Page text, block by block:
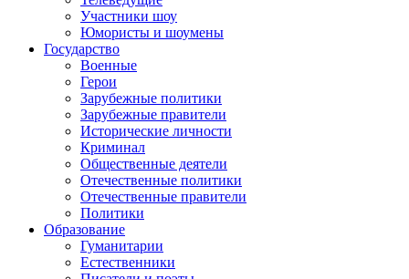
Участники шоу
Юмористы и шоумены
Государство
Военные
Герои
Зарубежные политики
Зарубежные правители
Исторические личности
Криминал
Общественные деятели
Отечественные политики
Отечественные правители
Политики
Образование
Гуманитарии
Естественники